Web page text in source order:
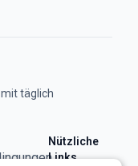
täglich
Nützliche
Links